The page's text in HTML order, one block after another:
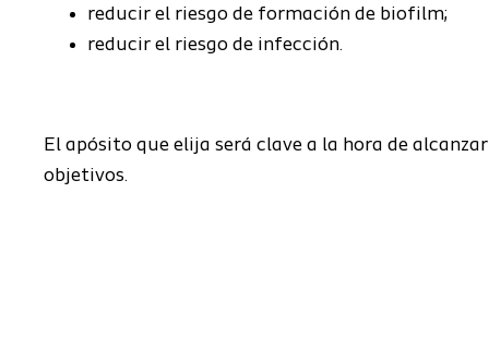
reducir el riesgo de formación de biofilm;
reducir el riesgo de infección.
El apósito que elija será clave a la hora de
objetivos.